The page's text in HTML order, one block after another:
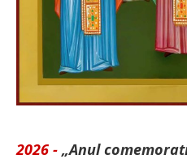
2026 - „Anul